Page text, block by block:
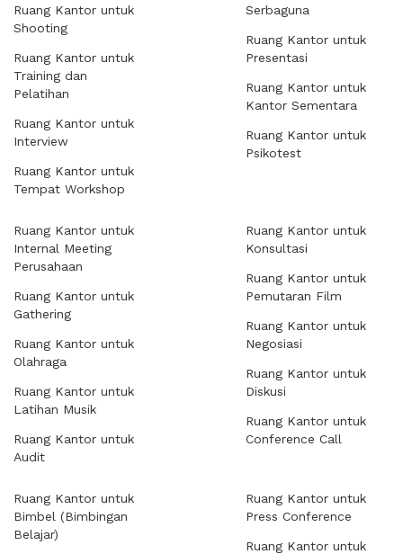
Ruang Kantor untuk
Shooting
Ruang Kantor untuk
Training dan
Pelatihan
Ruang Kantor untuk
Interview
Ruang Kantor untuk
Tempat Workshop
Serbaguna
Ruang Kantor untuk
Presentasi
Ruang Kantor untuk
Kantor Sementara
Ruang Kantor untuk
Psikotest
Ruang Kantor untuk
Internal Meeting
Perusahaan
Ruang Kantor untuk
Gathering
Ruang Kantor untuk
Olahraga
Ruang Kantor untuk
Latihan Musik
Ruang Kantor untuk
Audit
Ruang Kantor untuk
Konsultasi
Ruang Kantor untuk
Pemutaran Film
Ruang Kantor untuk
Negosiasi
Ruang Kantor untuk
Diskusi
Ruang Kantor untuk
Conference Call
Ruang Kantor untuk
Bimbel (Bimbingan
Belajar)
Ruang Kantor untuk
Press Conference
Ruang Kantor untuk